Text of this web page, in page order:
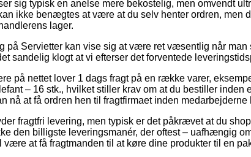
sig typisk en anelse mere bekostelig, men omvendt
ikke benægtes at være at du selv henter ordren, men
lager.
på Servietter kan vise sig at være ret væsentlig når man
sandelig klogt at vi efterser det forventede
på nettet lover 1 dags fragt på en række varer,
– 16 stk., hvilket stiller krav om at du bestiller inden
nå at få ordren hen til fragtfirmaet inden medarbejderne
fragtfri levering, men typisk er det påkrævet at du
den billigste leveringsmanér, der oftest – uafhængig
være at få fragtmanden til at køre dine produkter til en